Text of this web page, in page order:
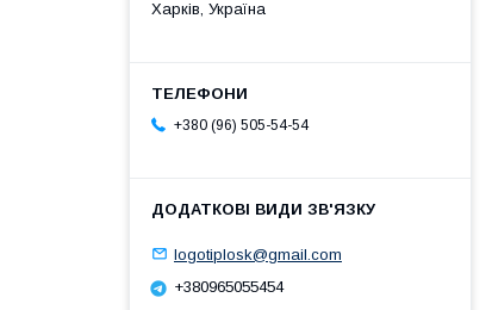
Харків, Україна
+380 (96) 505-54-54
logotiplosk@gmail.com
+380965055454